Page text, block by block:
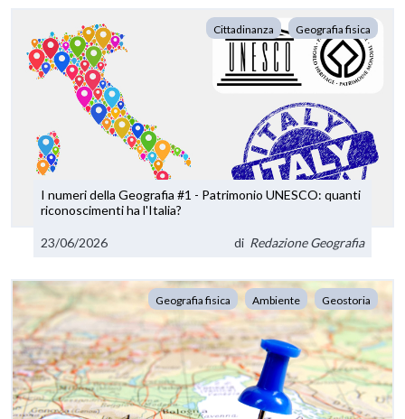
Cittadinanza Geografia fisica
I numeri della Geografia #1 - Patrimonio UNESCO: quanti
riconoscimenti ha l'Italia?
23/06/2026 di Redazione Geografia
Geografia fisica Ambiente Geostoria